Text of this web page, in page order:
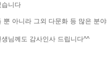
니다
아니라 그외 다문화 등 많은 분
님께도 감사인사 드립니다^^